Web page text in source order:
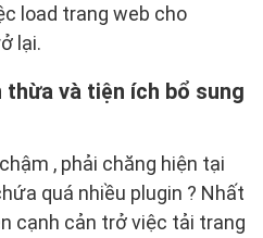
load trang web cho
lại.
và tiện ích bổ sung
, phải chăng hiện tại
quá nhiều plugin ? Nhất
cạnh cản trở việc tải trang